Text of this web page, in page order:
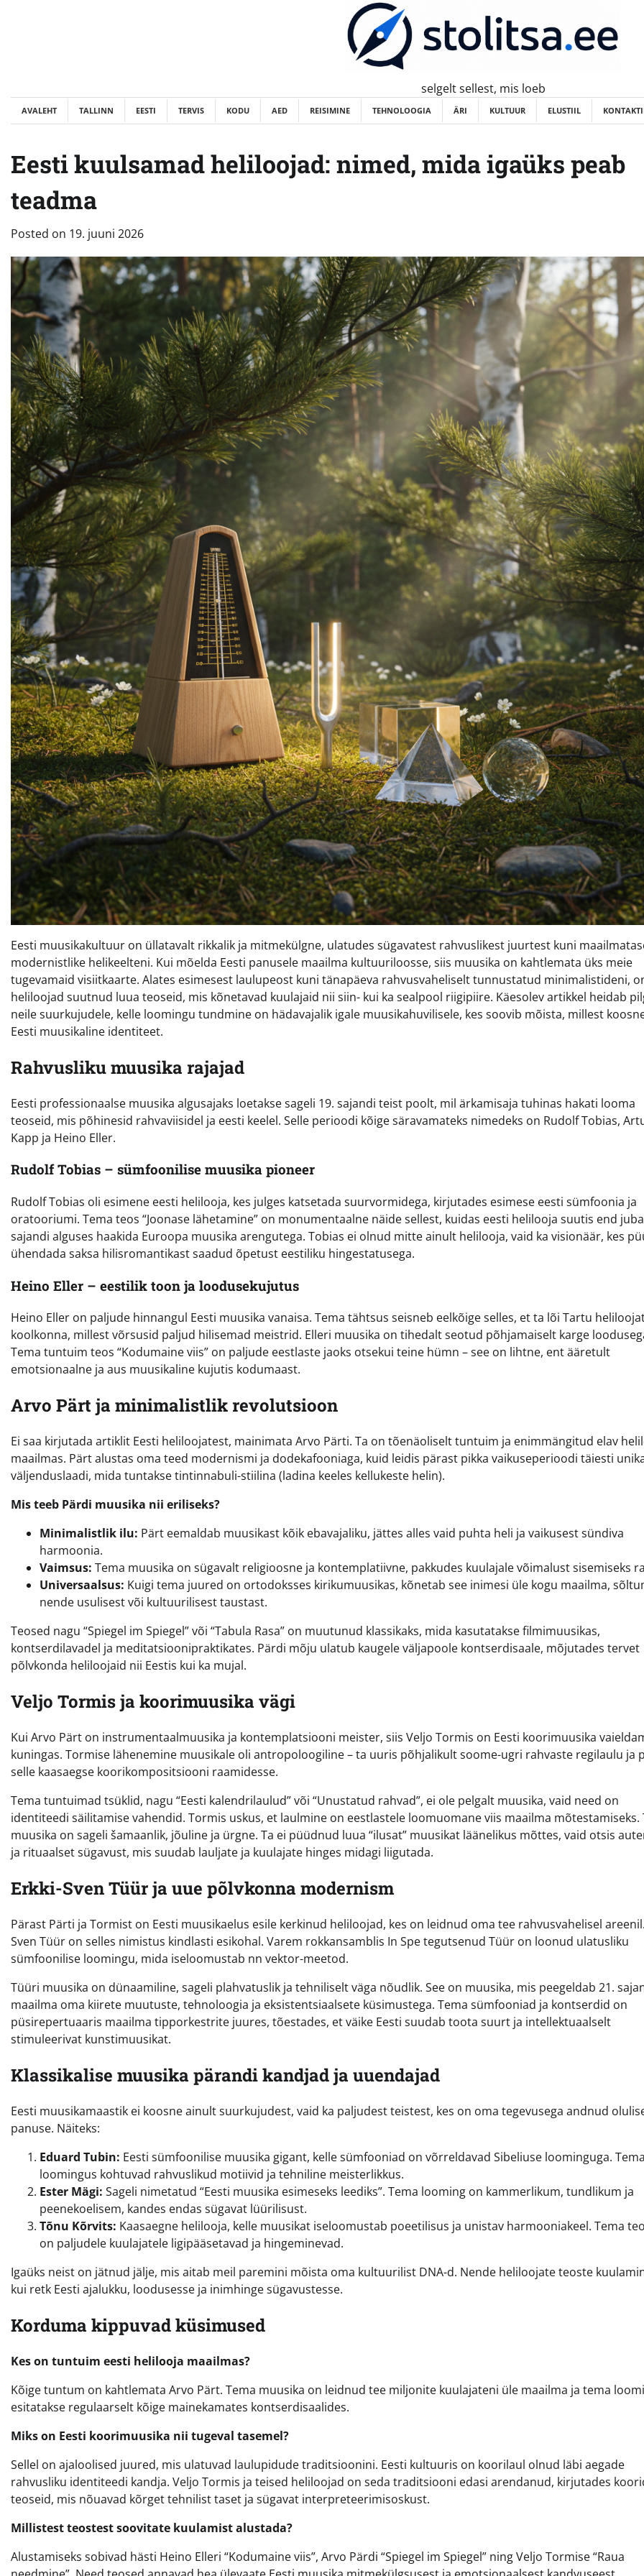
selgelt sellest, mis loeb
AVALEHT TALLINN EESTI TERVIS KODU AED REISIMINE TEHNOLOOGIA ÄRI KULTUUR ELUSTIIL
Eesti kuulsamad heliloojad: nimed, mida igaüks peab
teadma
Posted on 19. juuni 2026
Eesti muusikakultuur on üllatavalt rikkalik ja mitmekülgne, ulatudes sügavatest rahvuslikest juurtest kuni
modernistlike helikeelteni. Kui mõelda Eesti panusele maailma kultuuriloosse, siis muusika on kahtlemata üks meie
tugevamaid visiitkaarte. Alates esimesest laulupeost kuni tänapäeva rahvusvaheliselt tunnustatud minimalistideni,
heliloojad suutnud luua teoseid, mis kõnetavad kuulajaid nii siin- kui ka sealpool riigipiire. Käesolev artikkel heidab
neile suurkujudele, kelle loomingu tundmine on hädavajalik igale muusikahuvilisele, kes soovib mõista, millest
Eesti muusikaline identiteet.
Rahvusliku muusika rajajad
Eesti professionaalse muusika algusajaks loetakse sageli 19. sajandi teist poolt, mil ärkamisaja tuhinas hakati looma
teoseid, mis põhinesid rahvaviisidel ja eesti keelel. Selle perioodi kõige säravamateks nimedeks on Rudolf Tobias,
Kapp ja Heino Eller.
Rudolf Tobias – sümfoonilise muusika pioneer
Rudolf Tobias oli esimene eesti helilooja, kes julges katsetada suurvormidega, kirjutades esimese eesti sümfoonia ja
oratooriumi. Tema teos “Joonase lähetamine” on monumentaalne näide sellest, kuidas eesti helilooja suutis end
sajandi alguses haakida Euroopa muusika arengutega. Tobias ei olnud mitte ainult helilooja, vaid ka visionäär, kes
ühendada saksa hilisromantikast saadud õpetust eestiliku hingestatusega.
Heino Eller – eestilik toon ja loodusekujutus
Heino Eller on paljude hinnangul Eesti muusika vanaisa. Tema tähtsus seisneb eelkõige selles, et ta lõi Tartu
koolkonna, millest võrsusid paljud hilisemad meistrid. Elleri muusika on tihedalt seotud põhjamaiselt karge
Tema tuntuim teos “Kodumaine viis” on paljude eestlaste jaoks otsekui teine hümn – see on lihtne, ent ääretult
emotsionaalne ja aus muusikaline kujutis kodumaast.
Arvo Pärt ja minimalistlik revolutsioon
Ei saa kirjutada artiklit Eesti heliloojatest, mainimata Arvo Pärti. Ta on tõenäoliselt tuntuim ja enimmängitud elav
maailmas. Pärt alustas oma teed modernismi ja dodekafooniaga, kuid leidis pärast pikka vaikuseperioodi täiesti
väljenduslaadi, mida tuntakse tintinnabuli-stiilina (ladina keeles kellukeste helin).
Mis teeb Pärdi muusika nii eriliseks?
Minimalistlik ilu: Pärt eemaldab muusikast kõik ebavajaliku, jättes alles vaid puhta heli ja vaikusest sündiva
harmoonia.
Vaimsus: Tema muusika on sügavalt religioosne ja kontemplatiivne, pakkudes kuulajale võimalust sisemiseks
Universaalsus: Kuigi tema juured on ortodoksses kirikumuusikas, kõnetab see inimesi üle kogu maailma,
nende usulisest või kultuurilisest taustast.
Teosed nagu “Spiegel im Spiegel” või “Tabula Rasa” on muutunud klassikaks, mida kasutatakse filmimuusikas,
kontserdilavadel ja meditatsioonipraktikates. Pärdi mõju ulatub kaugele väljapoole kontserdisaale, mõjutades tervet
põlvkonda heliloojaid nii Eestis kui ka mujal.
Veljo Tormis ja koorimuusika vägi
Kui Arvo Pärt on instrumentaalmuusika ja kontemplatsiooni meister, siis Veljo Tormis on Eesti koorimuusika
kuningas. Tormise lähenemine muusikale oli antropoloogiline – ta uuris põhjalikult soome-ugri rahvaste regilaulu ja
selle kaasaegse koorikompositsiooni raamidesse.
Tema tuntuimad tsüklid, nagu “Eesti kalendrilaulud” või “Unustatud rahvad”, ei ole pelgalt muusika, vaid need on
identiteedi säilitamise vahendid. Tormis uskus, et laulmine on eestlastele loomuomane viis maailma mõtestamiseks.
muusika on sageli šamaanlik, jõuline ja ürgne. Ta ei püüdnud luua “ilusat” muusikat läänelikus mõttes, vaid otsis
ja rituaalset sügavust, mis suudab lauljate ja kuulajate hinges midagi liigutada.
Erkki-Sven Tüür ja uue põlvkonna modernism
Pärast Pärti ja Tormist on Eesti muusikaelus esile kerkinud heliloojad, kes on leidnud oma tee rahvusvahelisel
Sven Tüür on selles nimistus kindlasti esikohal. Varem rokkansamblis In Spe tegutsenud Tüür on loonud ulatusliku
sümfoonilise loomingu, mida iseloomustab nn vektor-meetod.
Tüüri muusika on dünaamiline, sageli plahvatuslik ja tehniliselt väga nõudlik. See on muusika, mis peegeldab 21.
maailma oma kiirete muutuste, tehnoloogia ja eksistentsiaalsete küsimustega. Tema sümfooniad ja kontserdid on
püsirepertuaaris maailma tipporkestrite juures, tõestades, et väike Eesti suudab toota suurt ja intellektuaalselt
stimuleerivat kunstimuusikat.
Klassikalise muusika pärandi kandjad ja uuendajad
Eesti muusikamaastik ei koosne ainult suurkujudest, vaid ka paljudest teistest, kes on oma tegevusega andnud
panuse. Näiteks:
Eduard Tubin: Eesti sümfoonilise muusika gigant, kelle sümfooniad on võrreldavad Sibeliuse loominguga. Tema
loomingus kohtuvad rahvuslikud motiivid ja tehniline meisterlikkus.
Ester Mägi: Sageli nimetatud “Eesti muusika esimeseks leediks”. Tema looming on kammerlikum, tundlikum ja
peenekoelisem, kandes endas sügavat lüürilisust.
Tõnu Kõrvits: Kaasaegne helilooja, kelle muusikat iseloomustab poeetilisus ja unistav harmooniakeel. Tema
on paljudele kuulajatele ligipääsetavad ja hingeminevad.
Igaüks neist on jätnud jälje, mis aitab meil paremini mõista oma kultuurilist DNA-d. Nende heliloojate teoste
kui retk Eesti ajalukku, loodusesse ja inimhinge sügavustesse.
Korduma kippuvad küsimused
Kes on tuntuim eesti helilooja maailmas?
Kõige tuntum on kahtlemata Arvo Pärt. Tema muusika on leidnud tee miljonite kuulajateni üle maailma ja tema
esitatakse regulaarselt kõige mainekamates kontserdisaalides.
Miks on Eesti koorimuusika nii tugeval tasemel?
Sellel on ajaloolised juured, mis ulatuvad laulupidude traditsioonini. Eesti kultuuris on koorilaul olnud läbi aegade
rahvusliku identiteedi kandja. Veljo Tormis ja teised heliloojad on seda traditsiooni edasi arendanud, kirjutades
teoseid, mis nõuavad kõrget tehnilist taset ja sügavat interpreteerimisoskust.
Millistest teostest soovitate kuulamist alustada?
Alustamiseks sobivad hästi Heino Elleri “Kodumaine viis”, Arvo Pärdi “Spiegel im Spiegel” ning Veljo Tormise “Raua